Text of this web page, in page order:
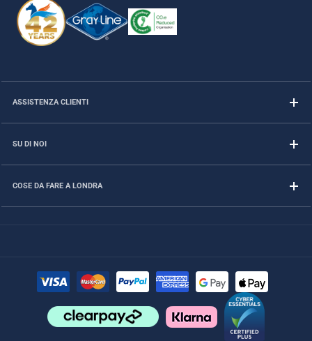
ASSISTENZA CLIENTI
SU DI NOI
COSE DA FARE A LONDRA